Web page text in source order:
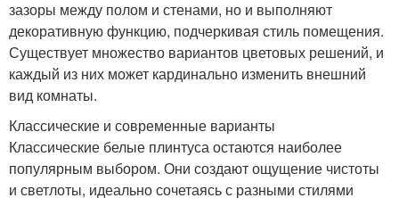
зазоры между полом и стенами, но и выполняют
декоративную функцию, подчеркивая стиль помещения.
Существует множество вариантов цветовых решений, и
каждый из них может кардинально изменить внешний
вид комнаты.
Классические и современные варианты
Классические белые плинтуса остаются наиболее
популярным выбором. Они создают ощущение чистоты
и светлоты, идеально сочетаясь с разными стилями